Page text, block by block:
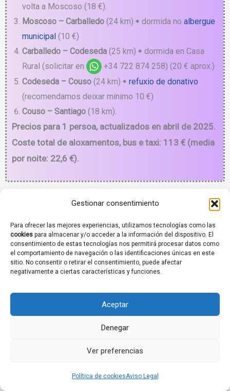
Gestionar consentimiento
Para ofrecer las mejores experiencias, utilizamos tecnologías como las
cookies para almacenar y/o acceder a la información del dispositivo. El
consentimiento de estas tecnologías nos permitirá procesar datos como
el comportamiento de navegación o las identificaciones únicas en este
sitio. No consentir o retirar el consentimiento, puede afectar
negativamente a ciertas características y funciones.
Aceptar
Denegar
Ver preferencias
Política de cookiesAviso Legal
volta a Moscoso (18 €).
Moscoso – Carballedo (24 km) 🠺 dormida no albergue
municipal (10 €)
Carballedo – Codeseda (25 km) 🠺 dormida en Casa
Rural (solicitar en
+34 722 874 258) (20 € aprox.)
Codeseda – Couso (24 km) 🠺 refuxio de donativo
(recomendamos deixar mínimo 10 €)
Couso – Santiago (18 km).
Precios para 1 persoa, actualizados en abril de 2025.
Coste total de aloxamentos, bus e taxi: 113 € (media
por noite: 22,6 €).
sitios para comer e durmir. Nas zonas onde non hai aloxamentos
pódese botar man dun taxi. Algúns dos datos mostrados nesta
páxina web poden estar desactualizados, recoméndase
comprobalos poñéndose en contacto directo cos
establecementos. Nos tramos coincidentes con estradas
recorde respectar a normativa de Tráfico. Recomendamos
Guía do percorrido e do patrimonio.
A guía creouse coa intención de que o camiñante
papel que poida consultar cómodamente sen ter